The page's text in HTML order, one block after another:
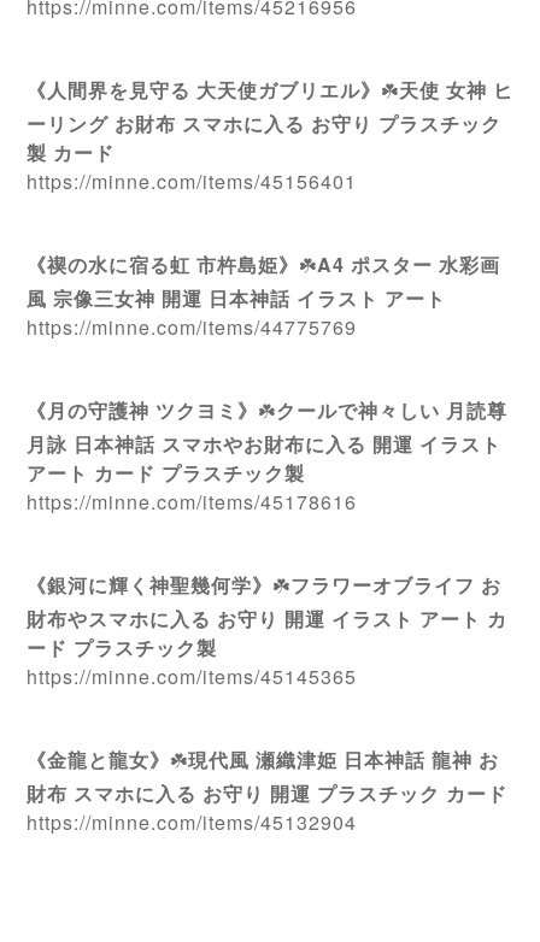
https://minne.com/items/45216956
《人間界を見守る 大天使ガブリエル》 ☘️天使 女神 ヒ
ーリング お財布 スマホに入る お守り プラスチック
製 カード
https://minne.com/items/45156401
《禊の水に宿る虹 市杵島姫》 ☘️A4 ポスター 水彩画
風 宗像三女神 開運 日本神話 イラスト アート
https://minne.com/items/44775769
《月の守護神 ツクヨミ》 ☘️クールで神々しい 月読尊
月詠 日本神話 スマホやお財布に入る 開運 イラスト
アート カード プラスチック製
https://minne.com/items/45178616
《銀河に輝く神聖幾何学》 ☘️フラワーオブライフ お
財布やスマホに入る お守り 開運 イラスト アート カ
ード プラスチック製
https://minne.com/items/45145365
《金龍と龍女》 ☘️現代風 瀬織津姫 日本神話 龍神 お
財布 スマホに入る お守り 開運 プラスチック カード
https://minne.com/items/45132904